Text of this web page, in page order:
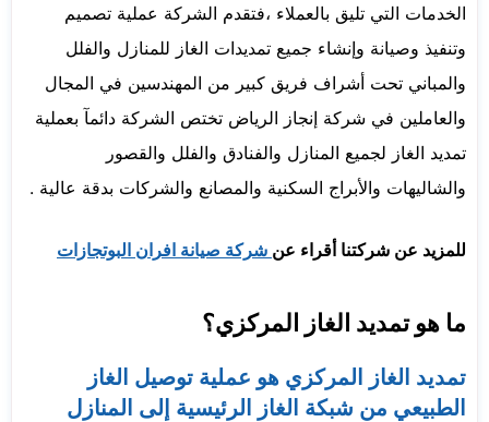
الخدمات التي تليق بالعملاء ،فتقدم الشركة عملية تصميم
وتنفيذ وصيانة وإنشاء جميع تمديدات الغاز للمنازل والفلل
والمباني تحت أشراف فريق كبير من المهندسين في المجال
والعاملين في شركة إنجاز الرياض تختص الشركة دائمآ بعملية
تمديد الغاز لجميع المنازل والفنادق والفلل والقصور
والشاليهات والأبراج السكنية والمصانع والشركات بدقة عالية .
للمزيد عن شركتنا أقراء عن شركة صيانة افران البوتجازات
ما هو تمديد الغاز المركزي؟
تمديد الغاز المركزي هو عملية توصيل الغاز
الطبيعي من شبكة الغاز الرئيسية إلى المنازل